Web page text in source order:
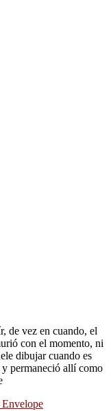
de vez en cuando, el
con el momento, ni
dibujar cuando es
permaneció allí como
Envelope